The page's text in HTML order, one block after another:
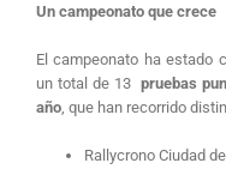
Un campeonato que crece
El campeonato ha estado
un total de 13 pruebas
año, que han recorrido
Rallycrono Ciudad